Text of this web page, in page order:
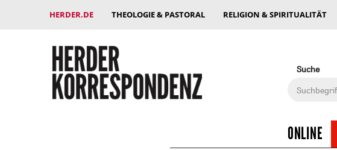
HERDER.DE THEOLOGIE & PASTORAL RELIGION & SPIRITUALITÄT
Suche
ONLINE